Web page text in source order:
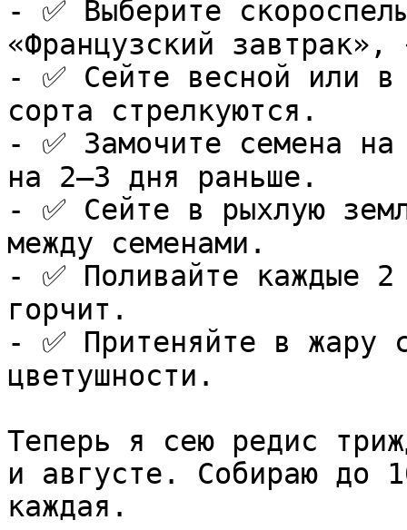
- ✅ Выберите
«Французский
- ✅ Сейте весной или
сорта стрелкуются.
- ✅ Замочите семена
на 2–3 дня раньше.
- ✅ Сейте в рыхлую
между семенами.
- ✅ Поливайте каждые
горчит.
- ✅ Притеняйте в жару
цветушности.
Теперь я сею редис
и августе. Собираю до
каждая.